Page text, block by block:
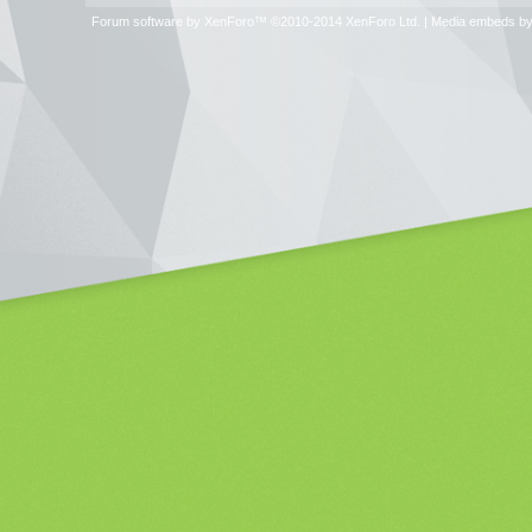
Forum software by XenForo™ ©2010-2014 XenForo Ltd. | Media embeds